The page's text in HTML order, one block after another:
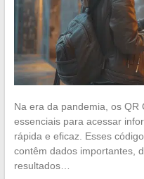
Na era da pandemia, os
essenciais para acessar
rápida e eficaz. Esses
contêm dados importantes,
resultados…